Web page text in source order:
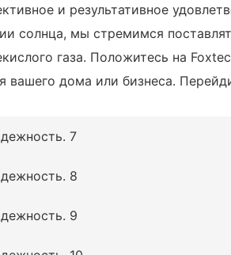
и результативное
солнца, мы стремимся
газа. Положитесь на
дома или бизнеса.